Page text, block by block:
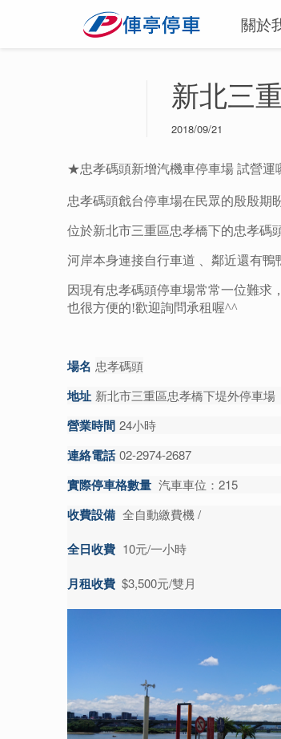
關於
新北三
2018/09/21
★忠孝碼頭新增汽機車停車場 試營運
忠孝碼頭戧台停車場在民眾的殷殷期
位於新北市三重區忠孝橋下的忠孝碼
河岸本身連接自行車道 、鄰近還有
因現有忠孝碼頭停車場常常一位難求
也很方便的!歡迎詢問承租喔^^
場名 忠孝碼頭
地址 新北市三重區忠孝橋下堤外停車場
營業時間 24小時
連絡電話 02-2974-2687
實際停車格數量 汽車車位：215
收費設備 全自動繳費機 /
全日收費 10元/一小時
月租收費 $3,500元/雙月